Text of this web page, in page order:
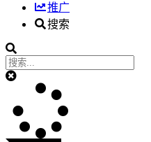
推广
搜索